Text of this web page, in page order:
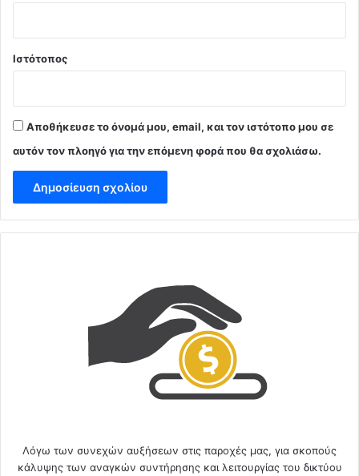
Ιστότοπος
Αποθήκευσε το όνομά μου, email, και τον ιστότοπο μου σε
αυτόν τον πλοηγό για την επόμενη φορά που θα σχολιάσω.
Λόγω των συνεχών αυξήσεων στις παροχές μας, για σκοπούς
κάλυψης των αναγκών συντήρησης και λειτουργίας του δικτύου